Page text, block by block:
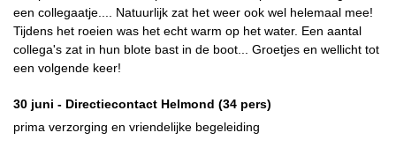
een collegaatje.... Natuurlijk zat het weer ook wel helemaal mee!
Tijdens het roeien was het echt warm op het water. Een aantal
collega's zat in hun blote bast in de boot... Groetjes en wellicht tot
een volgende keer!
30 juni - Directiecontact Helmond (34 pers)
prima verzorging en vriendelijke begeleiding